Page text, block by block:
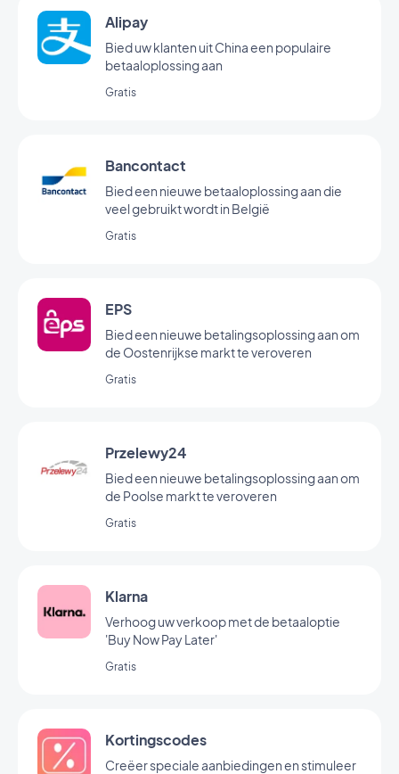
Alipay
Bied uw klanten uit China een populaire
betaaloplossing aan
Gratis
Bancontact
Bied een nieuwe betaaloplossing aan die
veel gebruikt wordt in België
Gratis
EPS
Bied een nieuwe betalingsoplossing aan om
de Oostenrijkse markt te veroveren
Gratis
Przelewy24
Bied een nieuwe betalingsoplossing aan om
de Poolse markt te veroveren
Gratis
Klarna
Verhoog uw verkoop met de betaaloptie
'Buy Now Pay Later'
Gratis
Kortingscodes
Creëer speciale aanbiedingen en stimuleer